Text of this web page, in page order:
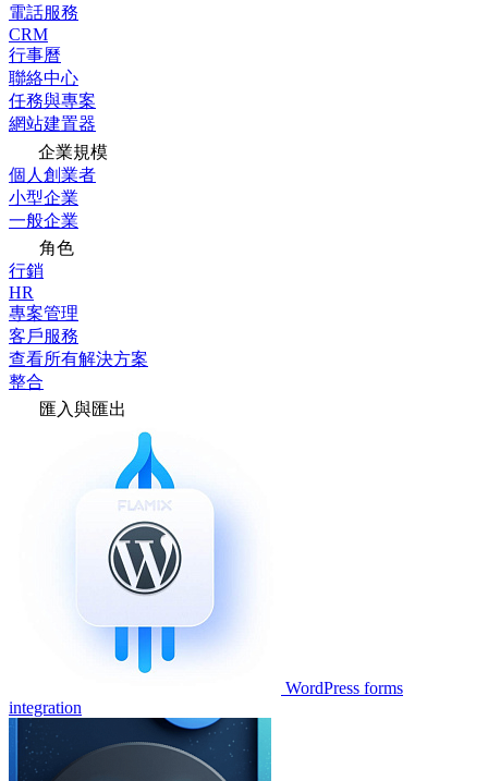
電話服務
CRM
行事曆
聯絡中心
任務與專案
網站建置器
企業規模
個人創業者
小型企業
一般企業
角色
行銷
HR
專案管理
客戶服務
查看所有解決方案
整合
匯入與匯出
WordPress forms
integration